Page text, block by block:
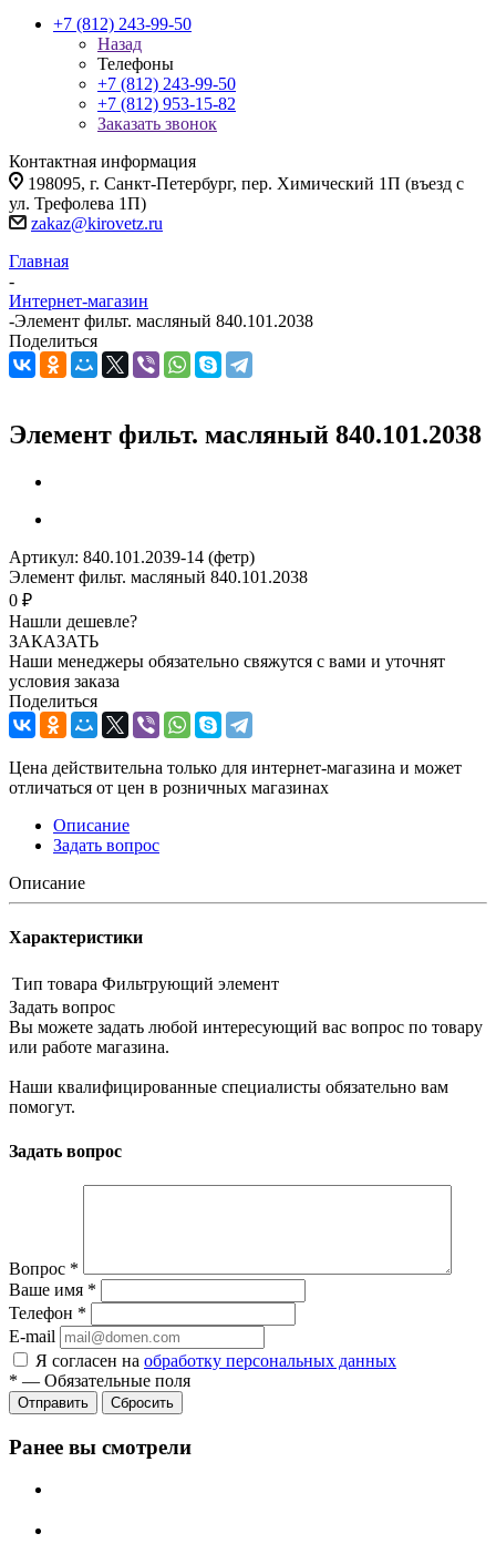
+7 (812) 243-99-50
Назад
Телефоны
+7 (812) 243-99-50
+7 (812) 953-15-82
Заказать звонок
Контактная информация
198095, г. Санкт-Петербург, пер. Химический 1П (въезд с
ул. Трефолева 1П)
zakaz@kirovetz.ru
Главная
-
Интернет-магазин
-Элемент фильт. масляный 840.101.2038
Поделиться
Элемент фильт. масляный 840.101.2038
Артикул: 840.101.2039-14 (фетр)
Элемент фильт. масляный 840.101.2038
0 ₽
Нашли дешевле?
ЗАКАЗАТЬ
Наши менеджеры обязательно свяжутся с вами и уточнят
условия заказа
Поделиться
Цена действительна только для интернет-магазина и может
отличаться от цен в розничных магазинах
Описание
Задать вопрос
Описание
Характеристики
Тип товара Фильтрующий элемент
Задать вопрос
Вы можете задать любой интересующий вас вопрос по товару
или работе магазина.
Наши квалифицированные специалисты обязательно вам
помогут.
Задать вопрос
Вопрос *
Ваше имя *
Телефон *
E-mail
Я согласен на обработку персональных данных
* — Обязательные поля
Сбросить
Ранее вы смотрели